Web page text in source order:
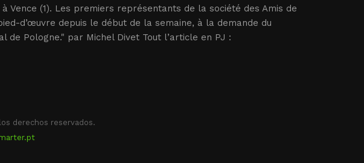
Vence (1). Les premiers représentants de la société des Amis de
d’œuvre depuis le début de la semaine, à la demande du
Pologne." par Michel Divet Tout l’article en PJ :
derechos reservados.